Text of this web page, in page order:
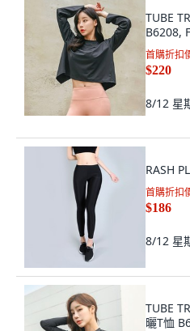
TUBE
B6208,
首購折扣
$220
8/12 星
RASH
首購折扣
$186
8/12 星
TUBE
曬T恤